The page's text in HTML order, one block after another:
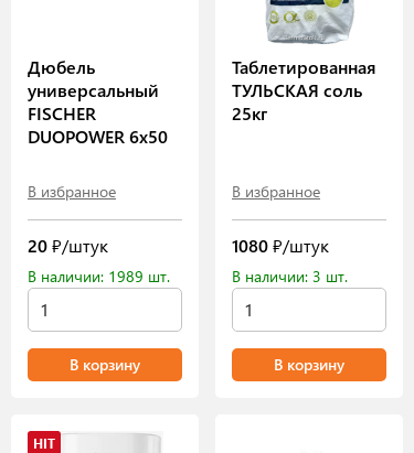
Дюбель
универсальный
FISCHER
DUOPOWER 6х50
В избранное
20₽/штук
В наличии: 1989 шт.
В корзину
Таблетированная
ТУЛЬСКАЯ соль
25кг
В избранное
1080₽/штук
В наличии: 3 шт.
В корзину
HIT